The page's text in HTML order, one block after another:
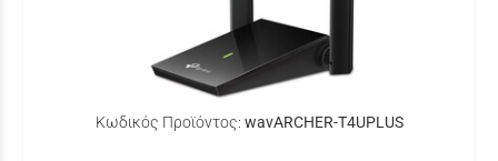
Κωδικός Προϊόντος: wavARCHER-T4UPLUS